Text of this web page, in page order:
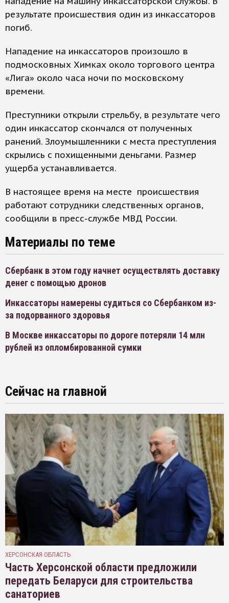
результате происшествия один из инкассаторов
погиб.
Нападение на инкассаторов произошло в
подмосковных Химках около торгового центра
«Лига» около часа ночи по московскому
времени.
Преступники открыли стрельбу, в результате чего
один инкассатор скончался от полученных
ранений. Злоумышленники с места преступления
скрылись с похищенными деньгами. Размер
ущерба устанавливается.
В настоящее время на месте происшествия
работают сотрудники следственных органов,
сообщили в пресс-службе МВД России.
Материалы по теме
Сбербанк в этом году начнет осуществлять доставку
денег с помощью дронов
Инкассаторы намерены судиться со Сбербанком из-
за подорванного здоровья
В Москве инкассаторы по дороге потеряли 14 млн
рублей из опломбированной сумки
Сейчас на главной
ХЕРСОНСКАЯ ОБЛАСТЬ
Часть Херсонской области предложили
передать Беларуси для строительства
санаториев